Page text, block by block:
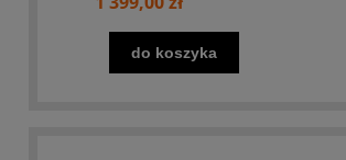
do koszyka